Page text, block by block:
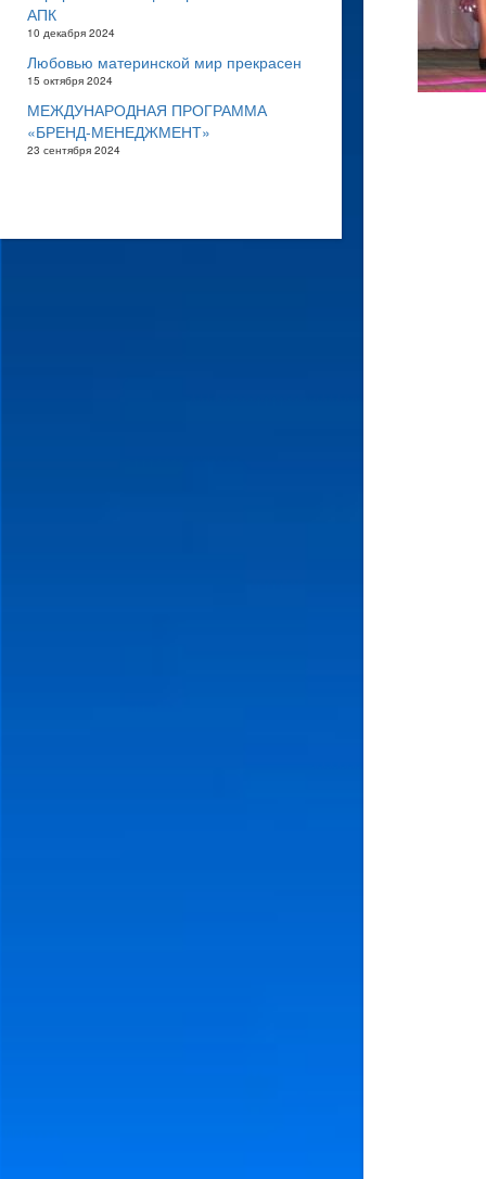
АПК
10 декабря 2024
Любовью материнской мир прекрасен
15 октября 2024
МЕЖДУНАРОДНАЯ ПРОГРАММА
«БРЕНД-МЕНЕДЖМЕНТ»
23 сентября 2024